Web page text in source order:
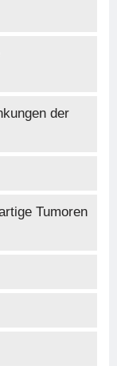
der
Tumoren